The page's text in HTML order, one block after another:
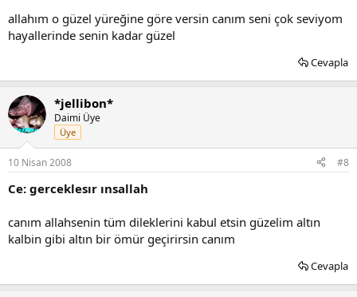
allahım o güzel yüreğine göre versin canım seni çok seviyom
hayallerinde senin kadar güzel
Cevapla
*jellibon*
Daimi Üye
Üye
10 Nisan 2008 #8
Ce: gerceklesır ınsallah
canım allahsenin tüm dileklerini kabul etsin güzelim altın
kalbin gibi altın bir ömür geçirirsin canım
Cevapla